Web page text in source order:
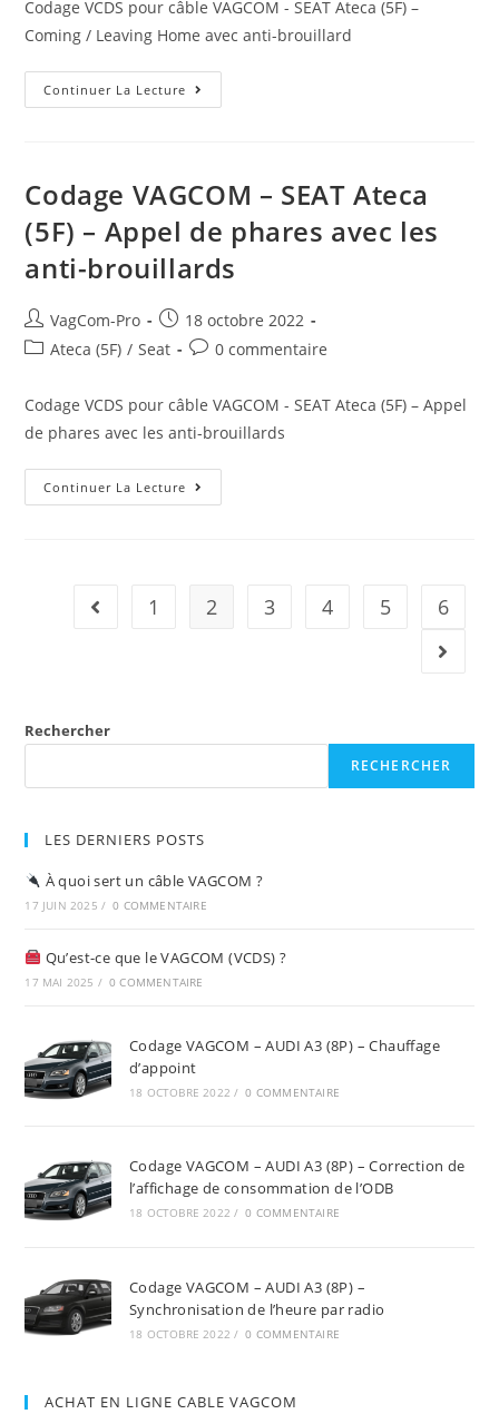
Codage VCDS pour câble VAGCOM - SEAT Ateca (5F) –
Coming / Leaving Home avec anti-brouillard
Continuer La Lecture Codage
VAGCOM
–
Coming
Leaving
Home
Avec
Anti-
Codage VAGCOM – SEAT Ateca
(5F) – Appel de phares avec les
anti-brouillards
Auteur/autrice
de
VagCom-Pro
Post
published:
18 octobre 2022
PostAteca (5F) / Seat
Post0 commentaire
Codage VCDS pour câble VAGCOM - SEAT Ateca (5F) – Appel
de phares avec les anti-brouillards
Continuer La Lecture Codage
VAGCOM
Appel
De
Go to the previous page
1 2 3 4 5 6
Aller à
Rechercher
RECHERCHER
LES DERNIERS POSTS
À quoi sert un câble VAGCOM ?
17 JUIN 2025 / 0 COMMENTAIRE
Qu’est-ce que le VAGCOM (VCDS) ?
17 MAI 2025 / 0 COMMENTAIRE
Codage VAGCOM – AUDI A3 (8P) – Chauffage
d’appoint
18 OCTOBRE 2022 / 0 COMMENTAIRE
Codage VAGCOM – AUDI A3 (8P) – Correction de
l’affichage de consommation de l’ODB
18 OCTOBRE 2022 / 0 COMMENTAIRE
Codage VAGCOM – AUDI A3 (8P) –
Synchronisation de l’heure par radio
18 OCTOBRE 2022 / 0 COMMENTAIRE
ACHAT EN LIGNE CABLE VAGCOM